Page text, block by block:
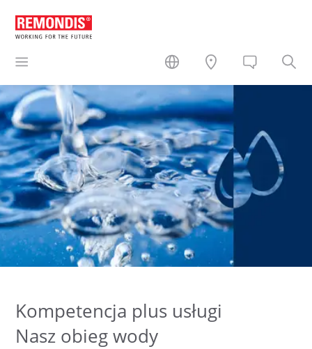
Kompetencja plus usługi
Nasz obieg wody